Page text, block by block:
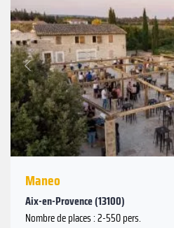
Précédent
Maneo
Aix-en-Provence (13100)
Nombre de places : 2-550 pers.